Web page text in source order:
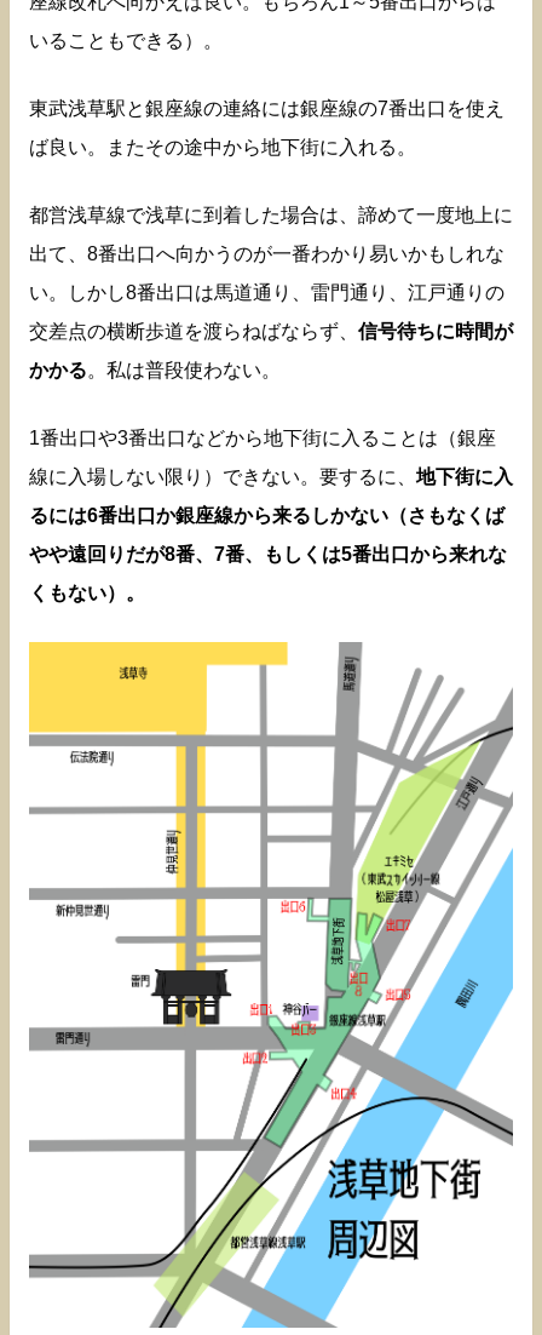
いることもできる）。
東武浅草駅と銀座線の連絡には銀座線の7番出口を使え
ば良い。またその途中から地下街に入れる。
都営浅草線で浅草に到着した場合は、諦めて一度地上に
出て、8番出口へ向かうのが一番わかり易いかもしれな
い。しかし8番出口は馬道通り、雷門通り、江戸通りの
交差点の横断歩道を渡らねばならず、 信号待ちに時間が
かかる。私は普段使わない。
1番出口や3番出口などから地下街に入ることは（銀座
線に入場しない限り）できない。要するに、 地下街に入
るには6番出口か銀座線から来るしかない（さもなくば
やや遠回りだが8番、7番、もしくは5番出口から来れな
くもない）。